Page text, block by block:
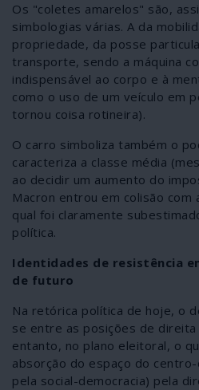
Os "coletes amarelos" são,
simbologias várias. A da
propriedade, da posse
transporte, sendo a máquina
indispensável ao corpo e à
como o uso de um veículo em
tornou coisa rotineira).
O carro simboliza também o
caracteriza a classe média
ao decidir um aumento do
Macron entrou em colisão com
qual foi claramente
política.
Identidades de resistência
de futuro
Na retórica política de hoje, o
se entre as posições de
entanto, no plano eleitoral, o
absorção do espaço do
pela social-democracia) pela